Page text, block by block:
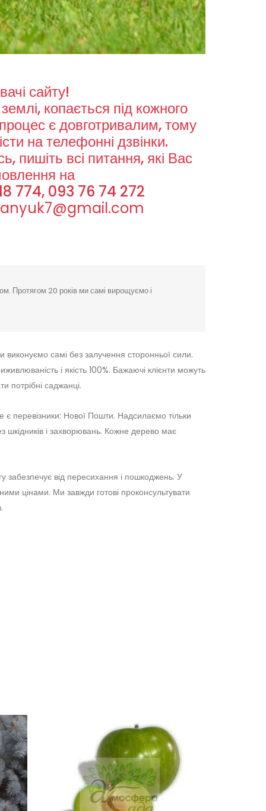
сайту!
копається під кожного
є довготривалим, тому
на телефонні дзвінки.
пишіть всі питання, які Вас
на
774, 093 76 74 272
Протягом 20 років ми самі вирощуємо і
виконуємо самі без залучення сторонньої сили.
і якість 100%. Бажаючі клієнти можуть
потрібні саджанці.
перевізники: Нової Пошти. Надсилаємо тільки
шкідників і захворювань. Кожне дерево має
забезпечує від пересихання і пошкоджень. У
цінами. Ми завжди готові проконсультувати